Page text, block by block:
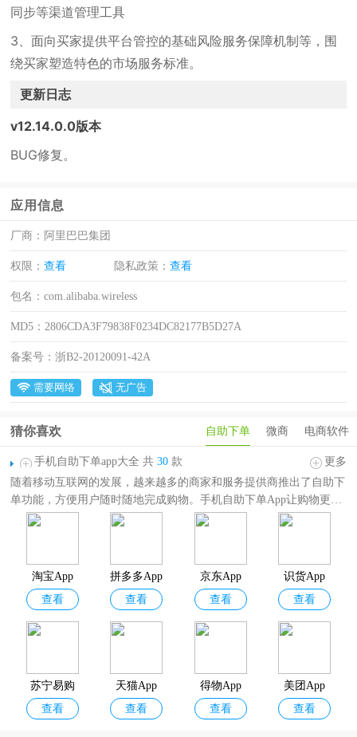
同步等渠道管理工具
3、面向买家提供平台管控的基础风险服务保障机制等，围
绕买家塑造特色的市场服务标准。
更新日志
v12.14.0.0版本
BUG修复。
应用信息
厂商： 阿里巴巴集团
权限：查看 隐私政策：查看
包名：com.alibaba.wireless
MD5：2806CDA3F79838F0234DC82177B5D27A
备案号：浙B2-20120091-42A
需要网络 无广告
自助下单 微商 电商软件
猜你喜欢
手机自助下单app大全 共 30 款
更多
随着移动互联网的发展，越来越多的商家和服务提供商推出了自助下
单功能，方便用户随时随地完成购物。手机自助下单App让购物更便
捷，您可以浏览商品、选择支付方式，并实时追踪订单状态，享受无
中包括淘宝app、拼多多app、京东app、得物、美团、天猫等各类自
助下单应用，从餐饮外卖到超市购物、从网购到在线预订，应有尽
有。不论是忙碌的上班族，还是热爱生活的家庭主妇，这些自助下单
APP都能为您节省时间，提高效率。
淘宝App
查看
拼多多App
查看
京东App
查看
识货App
查看
苏宁易购
查看
天猫App
查看
得物App
查看
美团App
查看